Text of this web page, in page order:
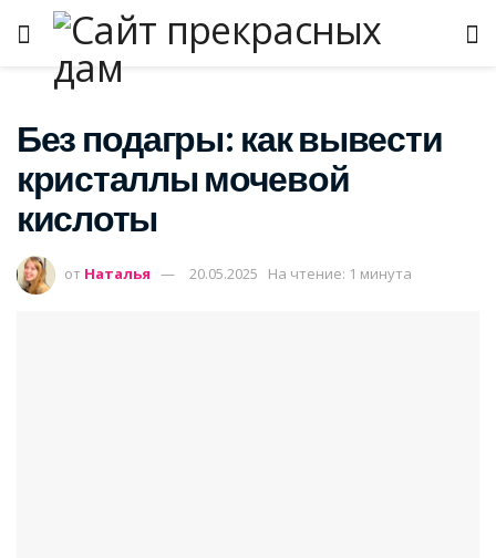
Без подагры: как вывести
кристаллы мочевой
кислоты
от Наталья 20.05.2025 На чтение: 1 минута